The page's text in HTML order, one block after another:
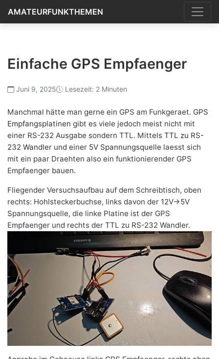
AMATEURFUNKTHEMEN
Einfache GPS Empfaenger
Juni 9, 2025 Lesezeit: 2 Minuten
Manchmal hätte man gerne ein GPS am Funkgeraet. GPS
Empfangsplatinen gibt es viele jedoch meist nicht mit
einer RS-232 Ausgabe sondern TTL. Mittels TTL zu RS-
232 Wandler und einer 5V Spannungsquelle laesst sich
mit ein paar Draehten also ein funktionierender GPS
Empfaenger bauen.
Fliegender Versuchsaufbau auf dem Schreibtisch, oben
rechts: Hohlsteckerbuchse, links davon der 12V->5V
Spannungsquelle, die linke Platine ist der GPS
Empfaenger und rechts der TTL zu RS-232 Wandler.